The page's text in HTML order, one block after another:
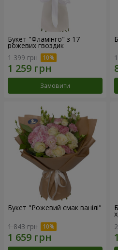
Букет "Фламінго" з 17
рожевих гвоздик
1 399 грн
Замовити
Букет "Рожевий смак ванілі"
1 843 грн